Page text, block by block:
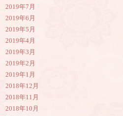
2019年7月
2019年6月
2019年5月
2019年4月
2019年3月
2019年2月
2019年1月
2018年12月
2018年11月
2018年10月